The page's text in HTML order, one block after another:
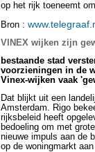
op het rijk toeneemt
Bron :
VINEX wijken zijn
bestaande stad
voorzieningen in de
Vinex-wijken vaak
Dat blijkt uit een
Amsterdam. Rigo
rijksbeleid heeft
bedoeling om met
nieuwe impuls aan de
op de woningmarkt